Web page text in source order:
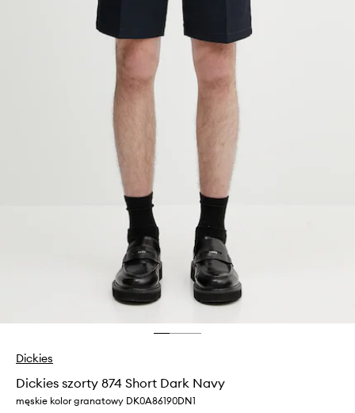
Dickies
Dickies szorty 874 Short Dark Navy
męskie kolor granatowy DK0A86190DN1